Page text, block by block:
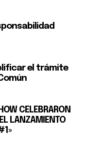
el trámite
CELEBRARON
LANZAMIENTO